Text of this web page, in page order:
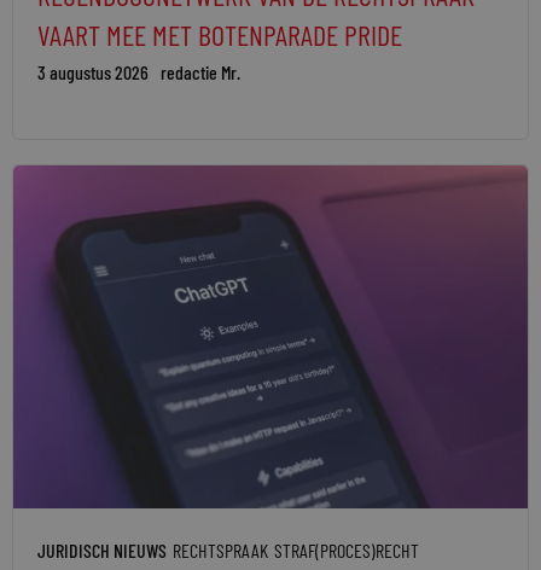
VAART MEE MET BOTENPARADE PRIDE
3 augustus 2026 redactie Mr.
JURIDISCH NIEUWS RECHTSPRAAK STRAF(PROCES)RECHT